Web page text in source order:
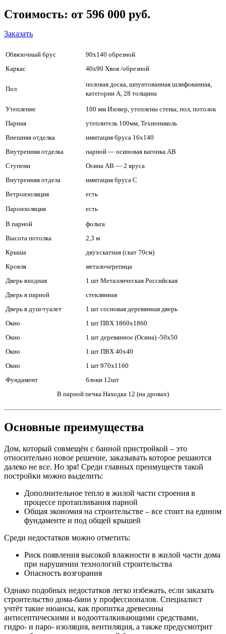
Стоимость: от 596 000 руб.
Заказать
Обвязочный брус
90х140 обрезной
Каркас
40х90 Хвоя /обрезной
Пол
половая доска, шпунтованная шлифованная,
категории А, 28 толщина
Утепление
100 мм Изовер, утеплены стены, пол, потолок
Парная
утеплитель 100мм, Технониколь
Внешняя отделка
имитация бруса 16х140
Внутренняя отделка
парной — осиновая вагонка АВ
Ступени
Осина АВ — 2 яруса
Внутренняя отдела
имитация бруса С
Ветроизоляция
есть
Пароизоляция
есть
В парной
фольга
Высота потолка
2,3 м
Крыша
двухскатная (скат 70см)
Кровля
металочерепица
Дверь входная
1 шт Металлическая Российская
Дверь в парной
стеклянная
Дверь в душ-туалет
1 шт сосновая деревянная дверь
Окно
1 шт ПВХ 1860х1860
Окно
1 шт деревянное (Осина) -50х50
Окно
1 шт ПВХ 40х40
Окно
1 шт 970х1160
Фундамент
блоки 12шт
В парной печка Находка 12 (на дровах)
Основные преимущества
Дом, который совмещён с банной пристройкой – это
относительно новое решение, заказывать которое решаются
далеко не все. Но зря! Среди главных преимуществ такой
постройки можно выделить:
Дополнительное тепло в жилой части строения в
процессе протапливания парной
Общая экономия на строительстве – все стоит на едином
фундаменте и под общей крышей
Среди недостатков можно отметить:
Риск появления высокой влажности в жилой части дома
при нарушении технологий строительства
Опасность возгорания
Однако подобных недостатков легко избежать, если заказать
строительство дома-бани у профессионалов. Специалист
учтёт такие нюансы, как пропитка древесины
антисептическими и водоотталкивающими средствами,
гидро- и паро- изоляция, вентиляция, а также предусмотрит